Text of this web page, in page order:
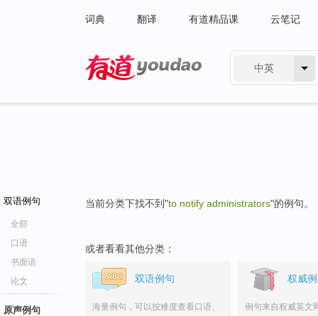
词典 翻译 有道精品课 云笔记
中英
双语例句
全部
口语
书面语
论文
原声例句
当前分类下找不到"to notify administrators"的例句。
或者看看其他分类：
双语例句
海量例句，可以按难度查看口语、
权威
例句来自权威英文